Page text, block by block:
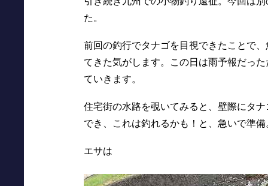
た。
前回の釣行でタナゴを目視できたことで
てきた気がします。この日は雨予報だっ
ていきます。
住宅街の水路を覗いてみると、壁際にタ
でき、これは釣れるかも！と、急いで準備
エサは